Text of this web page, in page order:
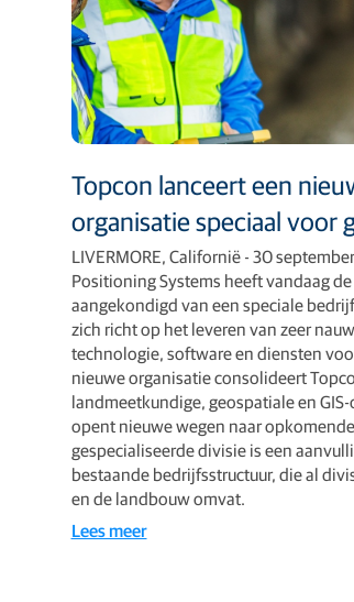
Topcon lanceert een
organisatie speciaal voor
LIVERMORE, Californië - 30
Positioning Systems heeft vandaag
aangekondigd van een speciale
zich richt op het leveren van zeer
technologie, software en diensten
nieuwe organisatie consolideert
landmeetkundige, geospatiale en
opent nieuwe wegen naar
gespecialiseerde divisie is een
bestaande bedrijfsstructuur, die al
en de landbouw omvat.
Lees meer